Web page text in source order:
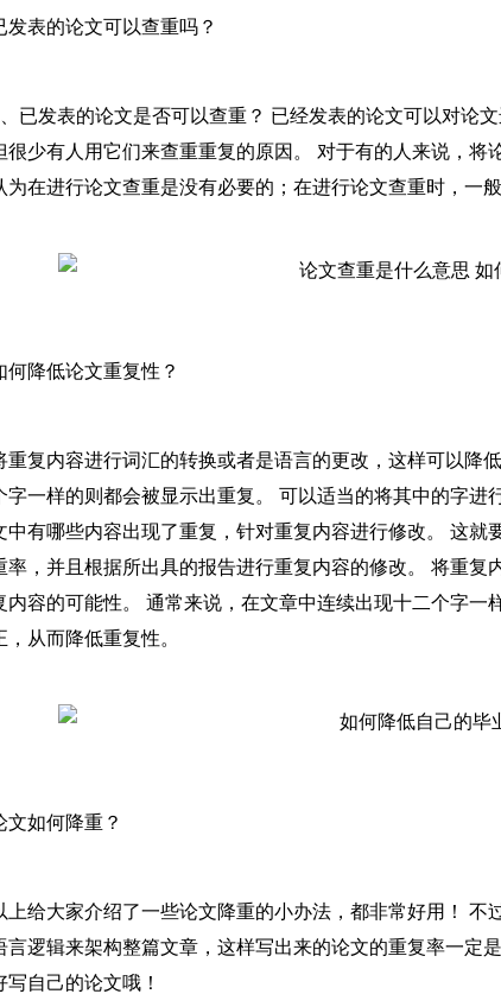
发表的论文可以查重吗？
已发表的论文是否可以查重？ 已经发表的论文可以对论
很少有人用它们来查重重复的原因。 对于有的人来说，
为在进行论文查重是没有必要的；在进行论文查重时，一
何降低论文重复性？
重复内容进行词汇的转换或者是语言的更改，这样可以降
字一样的则都会被显示出重复。 可以适当的将其中的字进
中有哪些内容出现了重复，针对重复内容进行修改。 这
率，并且根据所出具的报告进行重复内容的修改。 将重
内容的可能性。 通常来说，在文章中连续出现十二个字
，从而降低重复性。
文如何降重？
上给大家介绍了一些论文降重的小办法，都非常好用！
言逻辑来架构整篇文章，这样写出来的论文的重复率一定
写自己的论文哦！